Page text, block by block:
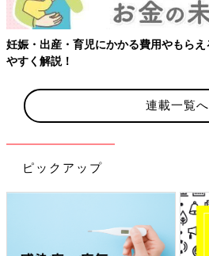
かり
連載一覧へ
ピックアップ